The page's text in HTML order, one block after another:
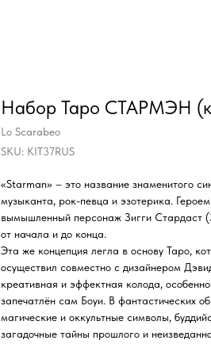
Набор Таро СТАРМЭН
Lo Scarabeo
SKU: KIT37RUS
«Starman» – это название знаменитого
музыканта, рок-певца и эзотерика.
вымышленный персонаж Зигги Стардаст
от начала и до конца.
Эта же концепция легла в основу Таро,
осуществил совместно с дизайнером
креативная и эффектная колода,
запечатлён сам Боуи. В фантастических
магические и оккультные символы,
загадочные тайны прошлого и